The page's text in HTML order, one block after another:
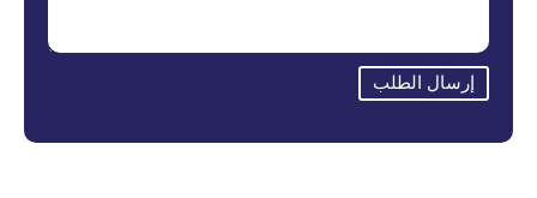
إرسال الطلب